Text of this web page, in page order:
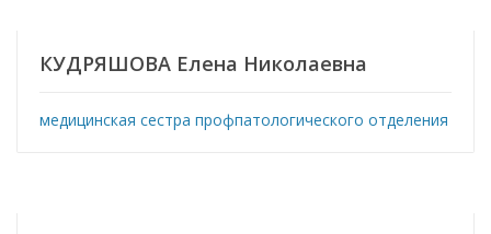
КУДРЯШОВА Елена Николаевна
медицинская сестра профпатологического отделения